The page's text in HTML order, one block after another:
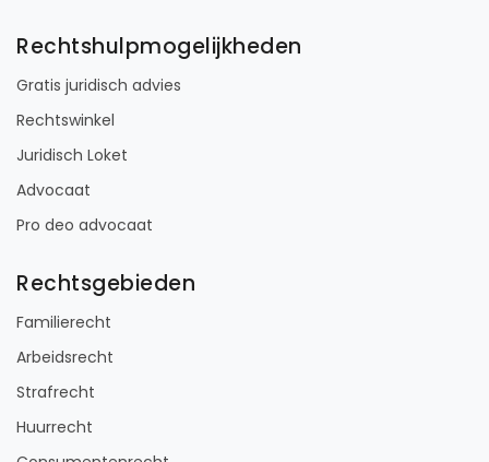
Rechtshulpmogelijkheden
Gratis juridisch advies
Rechtswinkel
Juridisch Loket
Advocaat
Pro deo advocaat
Rechtsgebieden
Familierecht
Arbeidsrecht
Strafrecht
Huurrecht